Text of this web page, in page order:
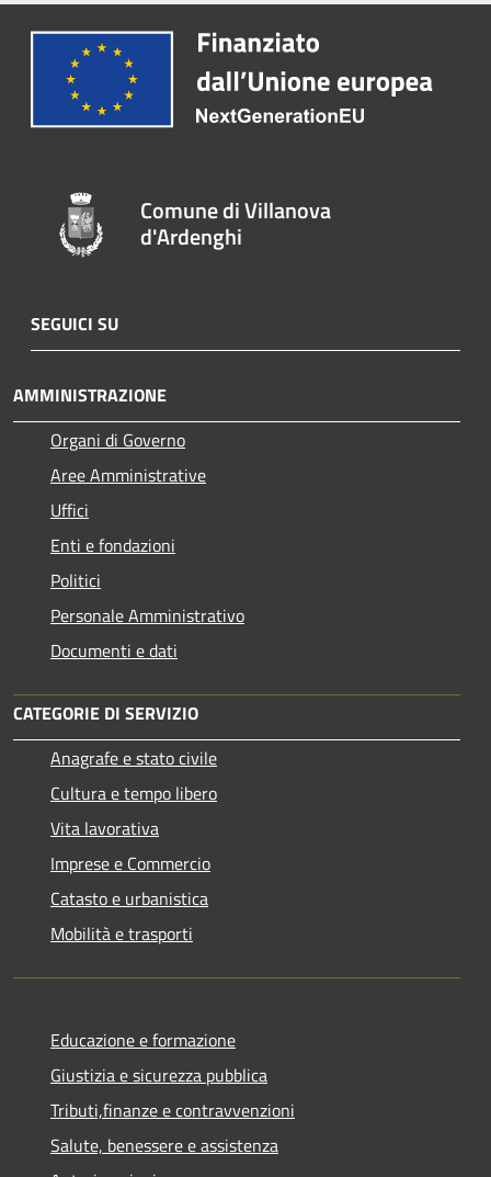
Comune di Villanova
d'Ardenghi
SEGUICI SU
AMMINISTRAZIONE
Organi di Governo
Aree Amministrative
Uffici
Enti e fondazioni
Politici
Personale Amministrativo
Documenti e dati
CATEGORIE DI SERVIZIO
Anagrafe e stato civile
Cultura e tempo libero
Vita lavorativa
Imprese e Commercio
Catasto e urbanistica
Mobilità e trasporti
Educazione e formazione
Giustizia e sicurezza pubblica
Tributi,finanze e contravvenzioni
Salute, benessere e assistenza